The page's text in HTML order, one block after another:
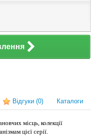
Відгуки (0) Каталоги
місць, колекції
цієї серії.